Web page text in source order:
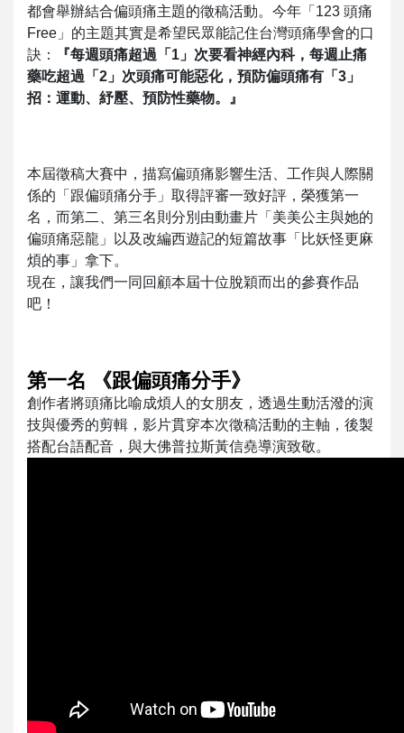
都會舉辦結合偏頭痛主題的徵稿活動。今年「123 頭痛
Free」的主題其實是希望民眾能記住台灣頭痛學會的口
訣：
『每週頭痛超過「1」次要看神經內科，每週止痛
藥吃超過「2」次頭痛可能惡化，預防偏頭痛有「3」
招：運動、紓壓、預防性藥物。』
本屆徵稿大賽中，描寫偏頭痛影響生活、工作與人際關
係的「跟偏頭痛分手」取得評審一致好評，榮獲第一
名，而第二、第三名則分別由動畫片「美美公主與她的
偏頭痛惡龍」以及改編西遊記的短篇故事「比妖怪更麻
煩的事」拿下。
現在，讓我們一同回顧本屆十位脫穎而出的參賽作品
吧！
第一名 《跟偏頭痛分手》
創作者將頭痛比喻成煩人的女朋友，透過生動活潑的演
技與優秀的剪輯，影片貫穿本次徵稿活動的主軸，後製
搭配台語配音，與大佛普拉斯黃信堯導演致敬。